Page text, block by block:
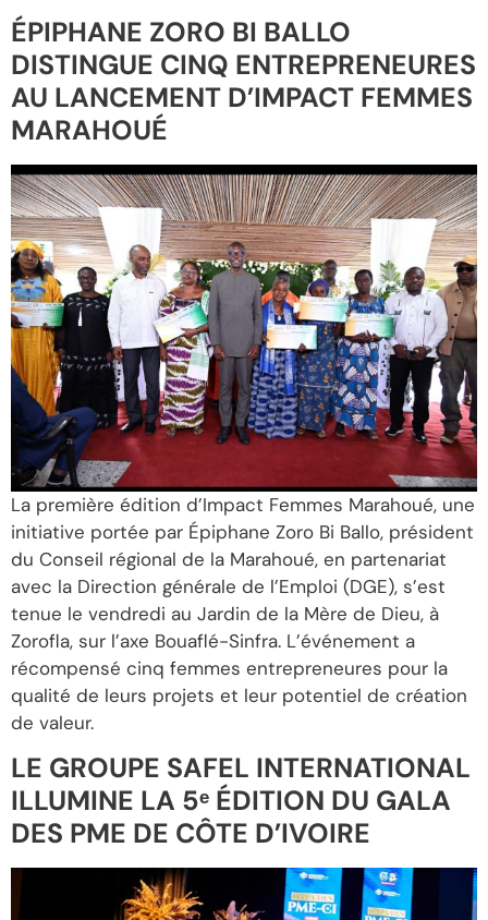
ÉPIPHANE ZORO BI BALLO
DISTINGUE CINQ ENTREPRENEURES
AU LANCEMENT D’IMPACT FEMMES
MARAHOUÉ
La première édition d’Impact Femmes Marahoué, une
initiative portée par Épiphane Zoro Bi Ballo, président
du Conseil régional de la Marahoué, en partenariat
avec la Direction générale de l’Emploi (DGE), s’est
tenue le vendredi au Jardin de la Mère de Dieu, à
Zorofla, sur l’axe Bouaflé-Sinfra. L’événement a
récompensé cinq femmes entrepreneures pour la
qualité de leurs projets et leur potentiel de création
de valeur.
LE GROUPE SAFEL INTERNATIONAL
ILLUMINE LA 5ᵉ ÉDITION DU GALA
DES PME DE CÔTE D’IVOIRE